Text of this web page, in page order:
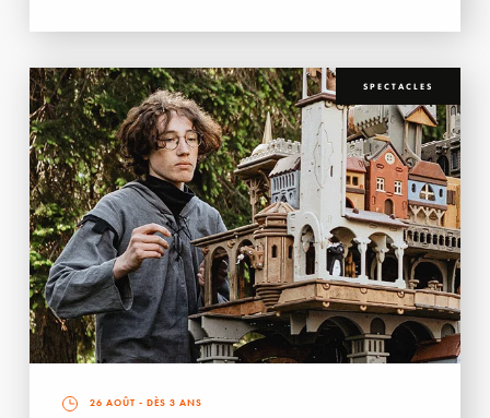
SPECTACLES
26 AOÛT - DÈS 3 ANS